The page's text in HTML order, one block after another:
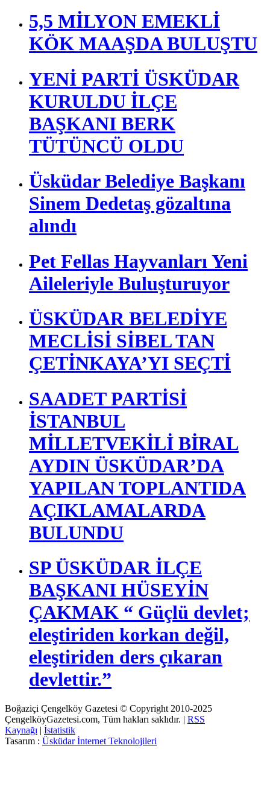
5,5 MİLYON EMEKLİ
KÖK MAAŞDA BULUŞTU
YENİ PARTİ ÜSKÜDAR
KURULDU İLÇE
BAŞKANI BERK
TÜTÜNCÜ OLDU
Üsküdar Belediye Başkanı
Sinem Dedetaş gözaltına
alındı
Pet Fellas Hayvanları Yeni
Aileleriyle Buluşturuyor
ÜSKÜDAR BELEDİYE
MECLİSİ SİBEL TAN
ÇETİNKAYA’YI SEÇTİ
SAADET PARTİSİ
İSTANBUL
MİLLETVEKİLİ BİRAL
AYDIN ÜSKÜDAR’DA
YAPILAN TOPLANTIDA
AÇIKLAMALARDA
BULUNDU
SP ÜSKÜDAR İLÇE
BAŞKANI HÜSEYİN
ÇAKMAK “ Güçlü devlet;
eleştiriden korkan değil,
eleştiriden ders çıkaran
devlettir.”
Boğaziçi Çengelköy Gazetesi © Copyright 2010-2025
ÇengelköyGazetesi.com, Tüm hakları saklıdır. | RSS
Kaynağı | İstatistik
Tasarım : Üsküdar İnternet Teknolojileri